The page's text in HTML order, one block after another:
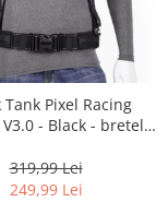
Pixel Racing
- Black - bretele
319,99 Lei
249,99 Lei